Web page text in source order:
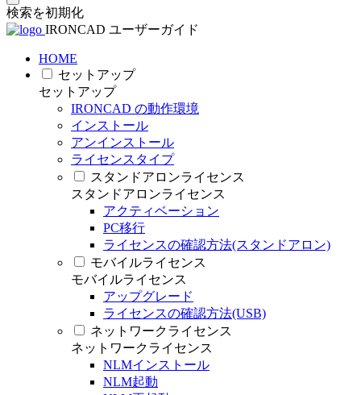
検索を初期化
IRONCAD ユーザーガイド
HOME
セットアップ
セットアップ
IRONCAD の動作環境
インストール
アンインストール
ライセンスタイプ
スタンドアロンライセンス
スタンドアロンライセンス
アクティベーション
PC移行
ライセンスの確認方法(スタンドアロン)
モバイルライセンス
モバイルライセンス
アップグレード
ライセンスの確認方法(USB)
ネットワークライセンス
ネットワークライセンス
NLMインストール
NLM起動